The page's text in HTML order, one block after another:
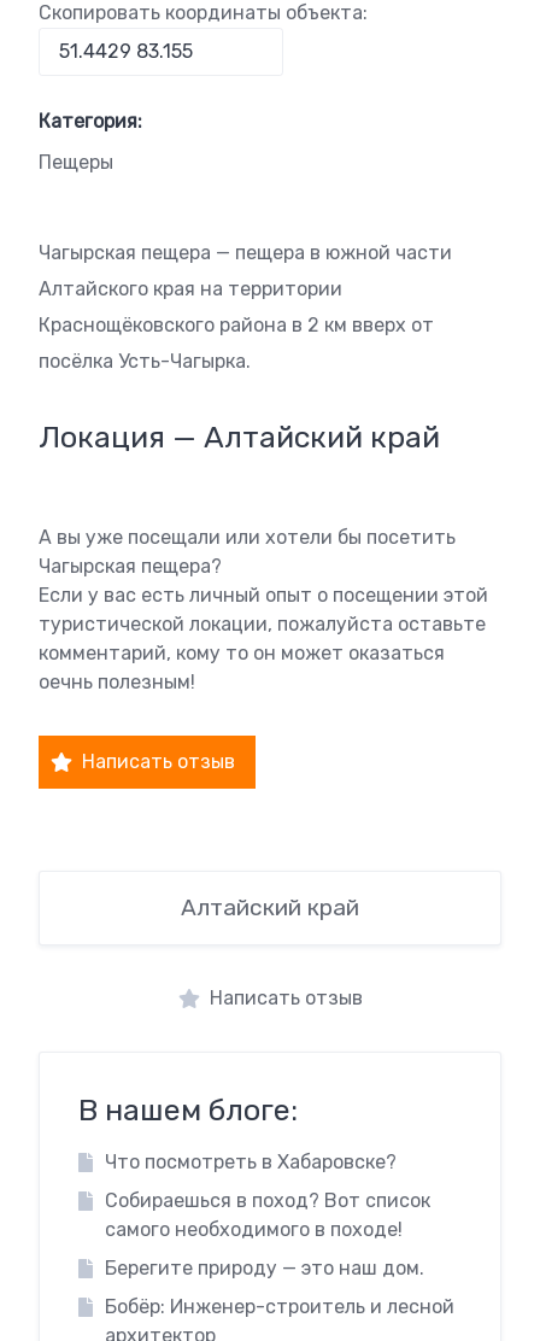
Скопировать координаты объекта:
Категория:
Пещеры
Чагырская пещера — пещера в южной части
Алтайского края на территории
Краснощёковского района в 2 км вверх от
посёлка Усть-Чагырка.
Локация — Алтайский край
А вы уже посещали или хотели бы посетить
Чагырская пещера?
Если у вас есть личный опыт о посещении этой
туристической локации, пожалуйста оставьте
комментарий, кому то он может оказаться
оечнь полезным!
Написать отзыв
Алтайский край
Написать отзыв
В нашем блоге:
Что посмотреть в Хабаровске?
Собираешься в поход? Вот список
самого необходимого в походе!
Берегите природу — это наш дом.
Бобёр: Инженер-строитель и лесной
архитектор